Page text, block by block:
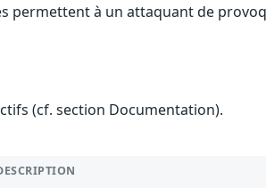
permettent à un attaquant de
(cf. section Documentation).